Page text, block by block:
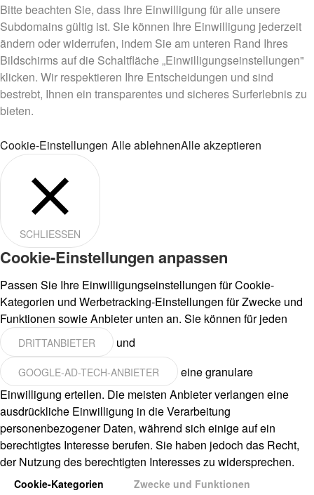
Bitte beachten Sie, dass Ihre Einwilligung für alle unsere
Subdomains gültig ist. Sie können Ihre Einwilligung jederzeit
ändern oder widerrufen, indem Sie am unteren Rand Ihres
Bildschirms auf die Schaltfläche „Einwilligungseinstellungen"
klicken. Wir respektieren Ihre Entscheidungen und sind
bestrebt, Ihnen ein transparentes und sicheres Surferlebnis zu
bieten.
Cookie-Einstellungen Alle ablehnenAlle akzeptieren
SCHLIESSEN
Cookie-Einstellungen anpassen
Passen Sie Ihre Einwilligungseinstellungen für Cookie-
Kategorien und Werbetracking-Einstellungen für Zwecke und
Funktionen sowie Anbieter unten an. Sie können für jeden
DRITTANBIETER und
GOOGLE-AD-TECH-ANBIETER
eine granulare
Einwilligung erteilen. Die meisten Anbieter verlangen eine
ausdrückliche Einwilligung in die Verarbeitung
personenbezogener Daten, während sich einige auf ein
berechtigtes Interesse berufen. Sie haben jedoch das Recht,
der Nutzung des berechtigten Interesses zu widersprechen.
Cookie-Kategorien Zwecke und Funktionen